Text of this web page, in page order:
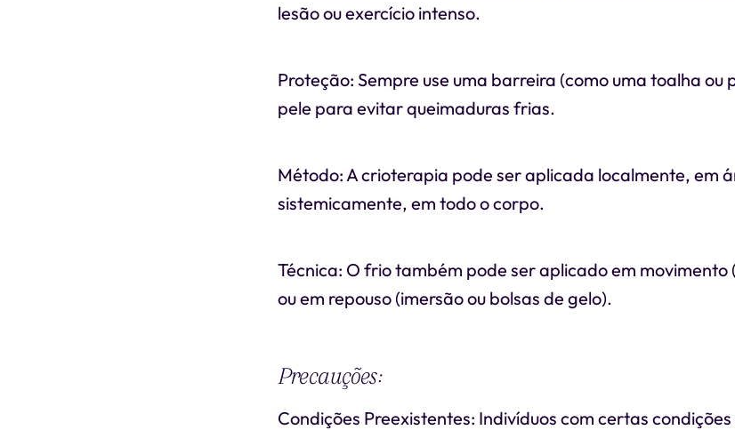
lesão ou exercício intenso.
Proteção: Sempre use uma barreira (como uma toalha ou
pele para evitar queimaduras frias.
Método: A crioterapia pode ser aplicada localmente, em
sistemicamente, em todo o corpo.
Técnica: O frio também pode ser aplicado em movimento
ou em repouso (imersão ou bolsas de gelo).
Precauções:
Condições Preexistentes: Indivíduos com certas